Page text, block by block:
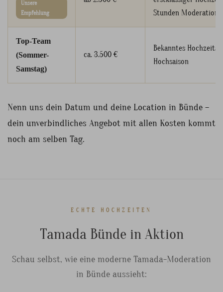
Unsere
Empfehlung
Stunden Moderation
Top-Team
(Sommer-
Samstag)
ca. 3.500 €
Bekanntes
Hochsaison
Nenn uns dein Datum und deine Location in Bünde –
dein unverbindliches Angebot mit allen Kosten kommt
noch am selben Tag.
ECHTE HOCHZEITEN
Tamada Bünde in Aktion
Schau selbst, wie eine moderne Tamada-Moderation
in Bünde aussieht: